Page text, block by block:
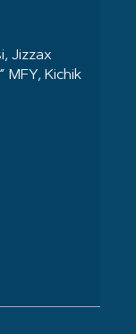
Jizzax
MFY, Kichik